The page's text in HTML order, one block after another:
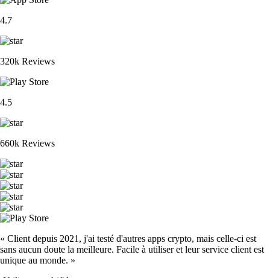
4.7
320k Reviews
4.5
660k Reviews
« Client depuis 2021, j'ai testé d'autres apps crypto, mais celle-ci est
sans aucun doute la meilleure. Facile à utiliser et leur service client est
unique au monde. »